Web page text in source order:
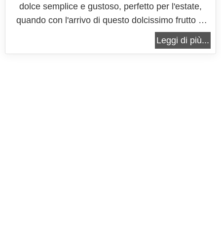
dolce semplice e gustoso, perfetto per l'estate,
quando con l'arrivo di questo dolcissimo frutto si
hanno tantissime idee fresche e saporite per il suo
utilizzo in cucina. La base di questa crostata è
Leggi di più...